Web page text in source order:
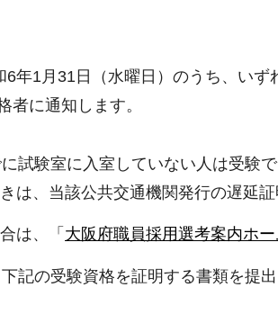
1月31日（水曜日）のうち、いず
に通知します。
験室に入室していない人は受験で
は、当該公共交通機関発行の遅延
は、「 大阪府職員採用選考案内ホ
の受験資格を証明する書類を提出